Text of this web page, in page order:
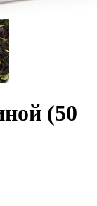
(50